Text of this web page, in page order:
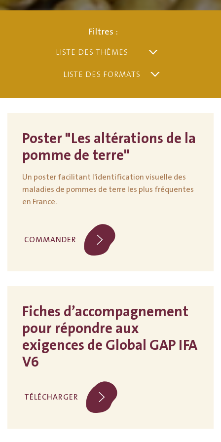
Filtres :
Poster "Les altérations de la
pomme de terre"
Un poster facilitant l'identification visuelle des
maladies de pommes de terre les plus fréquentes
en France.
COMMANDER
Fiches d’accompagnement
pour répondre aux
exigences de Global GAP IFA
V6
TÉLÉCHARGER